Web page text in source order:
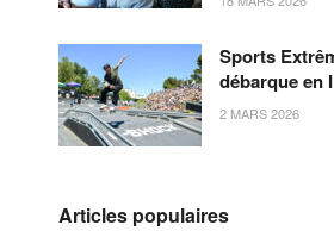
Sports
débarque en
2 MARS 2026
Articles populaires